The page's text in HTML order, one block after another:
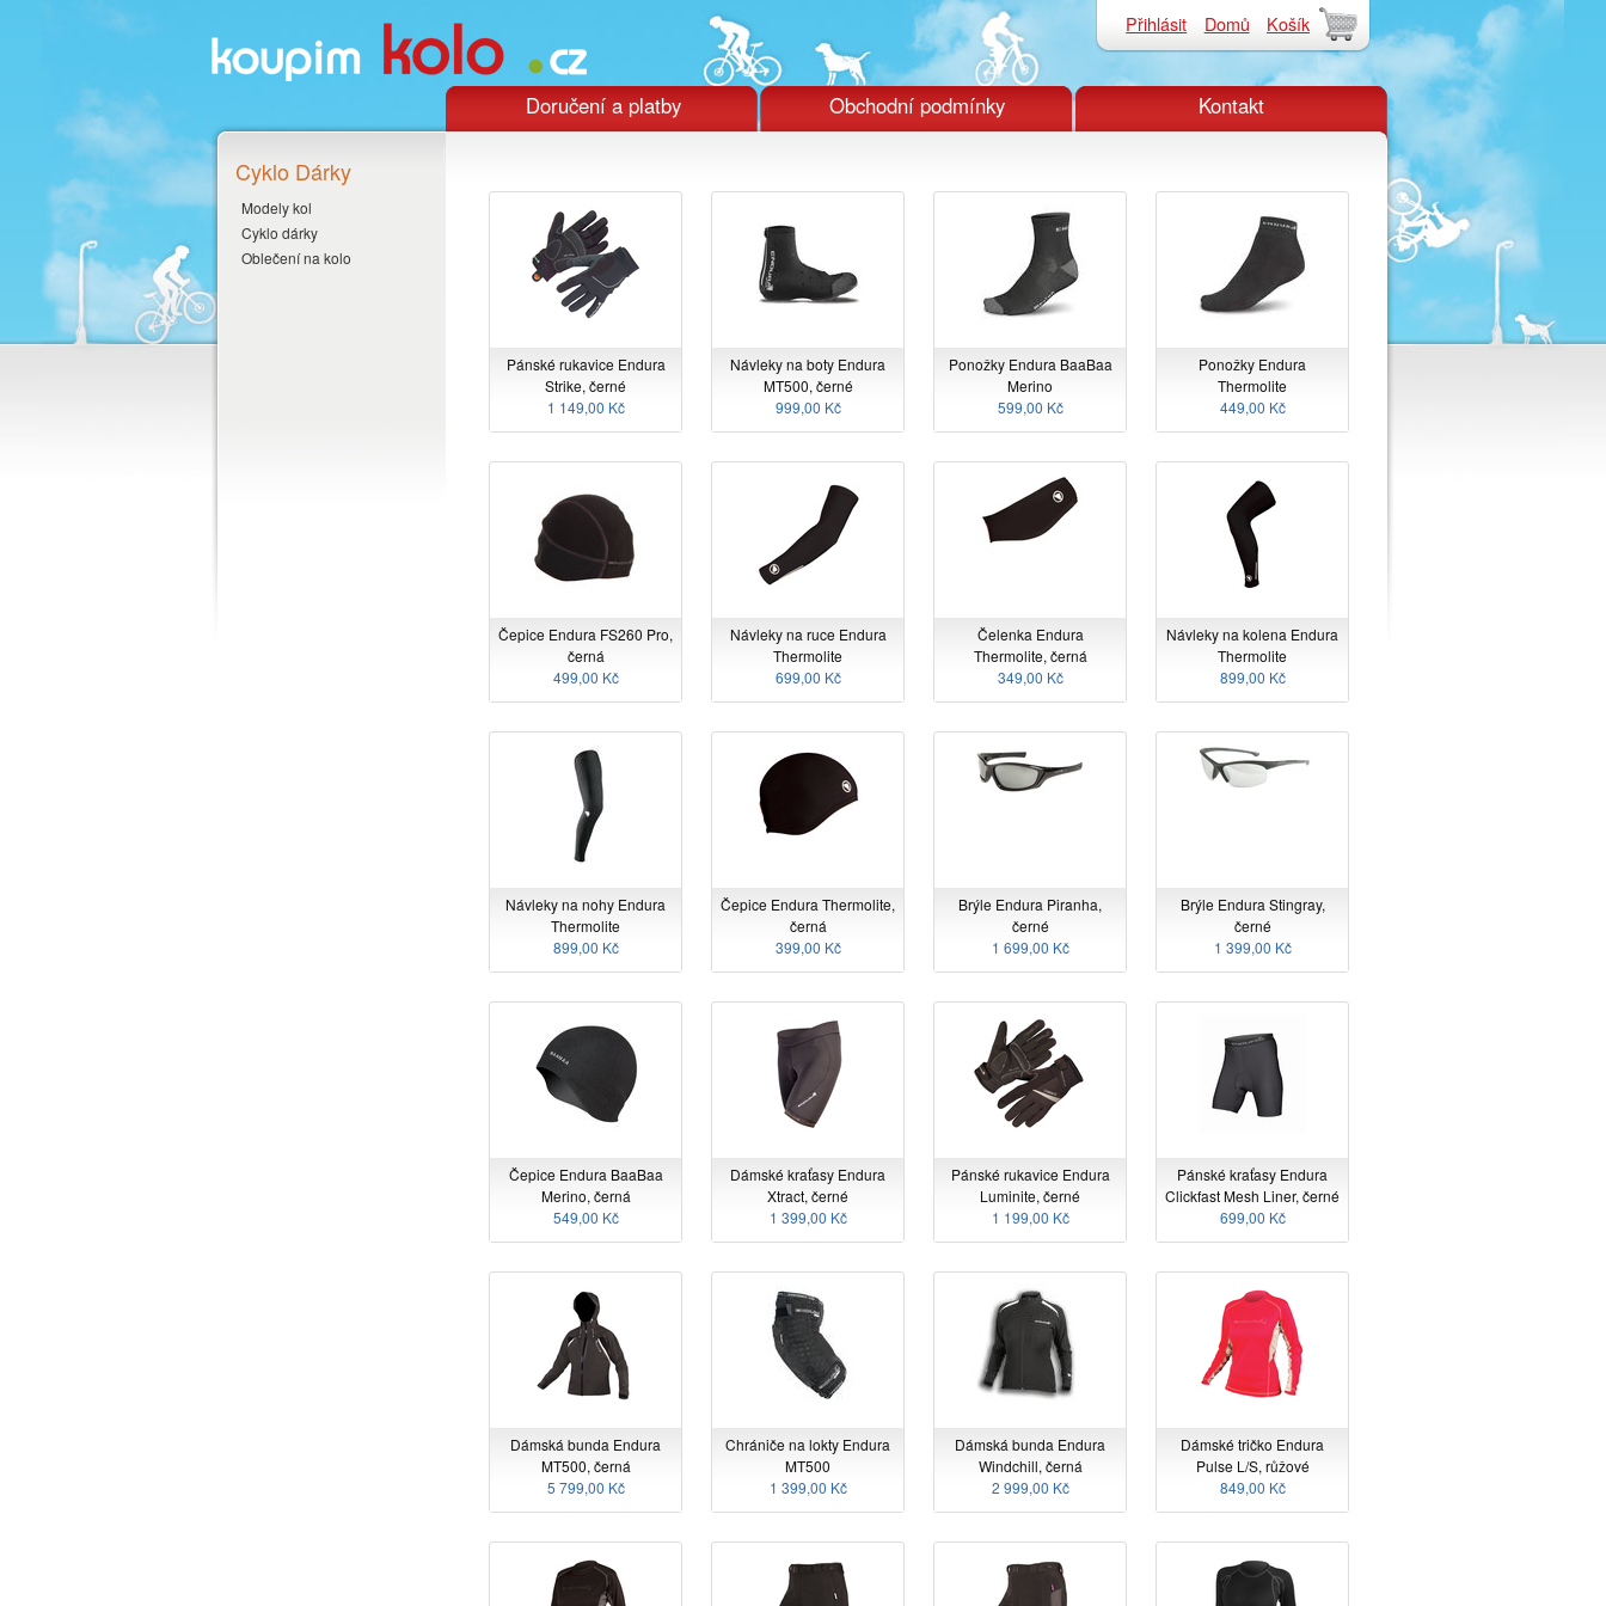
Přihlásit Domů Košík
Doručení a platby Obchodní podmínky Kontakt
Cyklo Dárky
Modely kol
Cyklo dárky
Oblečení na kolo
Pánské rukavice Endura
Strike, černé
1 149,00 Kč
Návleky na boty Endura
MT500, černé
999,00 Kč
Ponožky Endura BaaBaa
Merino
599,00 Kč
Ponožky Endura
Thermolite
449,00 Kč
Čepice Endura FS260 Pro,
černá
499,00 Kč
Návleky na ruce Endura
Thermolite
699,00 Kč
Čelenka Endura
Thermolite, černá
349,00 Kč
Návleky na kolena Endura
Thermolite
899,00 Kč
Návleky na nohy Endura
Thermolite
899,00 Kč
Čepice Endura Thermolite,
černá
399,00 Kč
Brýle Endura Piranha,
černé
1 699,00 Kč
Brýle Endura Stingray,
černé
1 399,00 Kč
Čepice Endura BaaBaa
Merino, černá
549,00 Kč
Dámské kraťasy Endura
Xtract, černé
1 399,00 Kč
Pánské rukavice Endura
Luminite, černé
1 199,00 Kč
Pánské kraťasy Endura
Clickfast Mesh Liner, černé
699,00 Kč
Dámská bunda Endura
MT500, černá
5 799,00 Kč
Chrániče na lokty Endura
MT500
1 399,00 Kč
Dámská bunda Endura
Windchill, černá
2 999,00 Kč
Dámské tričko Endura
Pulse L/S, růžové
849,00 Kč